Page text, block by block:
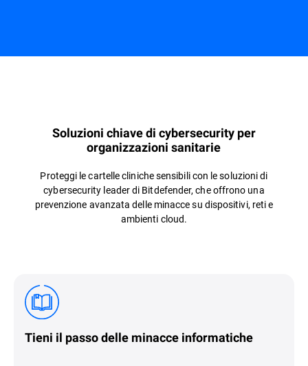
Soluzioni chiave di cybersecurity per
organizzazioni sanitarie
Proteggi le cartelle cliniche sensibili con le soluzioni di
cybersecurity leader di Bitdefender, che offrono una
prevenzione avanzata delle minacce su dispositivi, reti e
ambienti cloud.
Tieni il passo delle minacce informatiche